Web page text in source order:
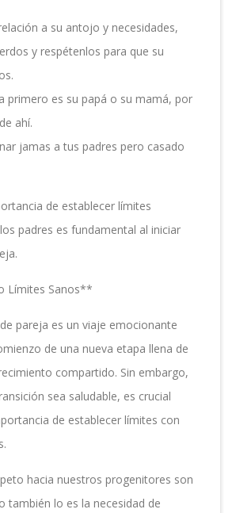
a su antojo y necesidades,
y respétenlos para que su
primero es su papá o su mamá, por
ahí.
jamas a tus padres pero casado
de establecer límites
padres es fundamental al iniciar
Límites Sanos**
pareja es un viaje emocionante
de una nueva etapa llena de
compartido. Sin embargo,
sea saludable, es crucial
de establecer límites con
hacia nuestros progenitores son
también lo es la necesidad de